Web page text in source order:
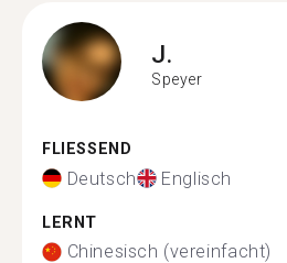
J.
Speyer
FLIESSEND
Deutsch Englisch
LERNT
Chinesisch (vereinfacht)